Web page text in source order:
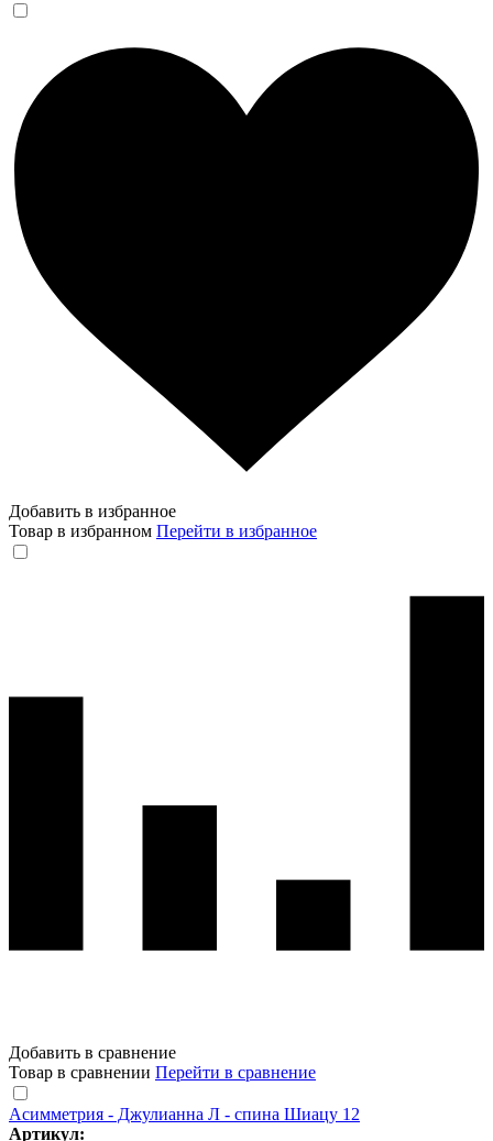
Добавить в избранное
Товар в избранном Перейти в избранное
Добавить в сравнение
Товар в сравнении Перейти в сравнение
Асимметрия - Джулианна Л - спина Шиацу 12
Артикул: